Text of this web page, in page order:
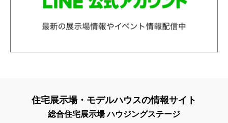
住宅展示場・モデルハウスの情報サイト
総合住宅展示場 ハウジングステージ